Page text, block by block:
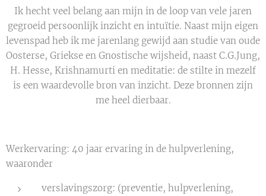
Ik hecht veel belang aan mijn in de loop van vele jaren
gegroeid persoonlijk inzicht en intuïtie. Naast mijn eigen
levenspad heb ik me jarenlang gewijd aan studie van oude
Oosterse, Griekse en Gnostische wijsheid, naast C.G.Jung,
H. Hesse, Krishnamurti en meditatie: de stilte in mezelf
is een waardevolle bron van inzicht. Deze bronnen zijn
me heel dierbaar.
Werkervaring: 40 jaar ervaring in de hulpverlening,
waaronder
verslavingszorg: (preventie, hulpverlening,